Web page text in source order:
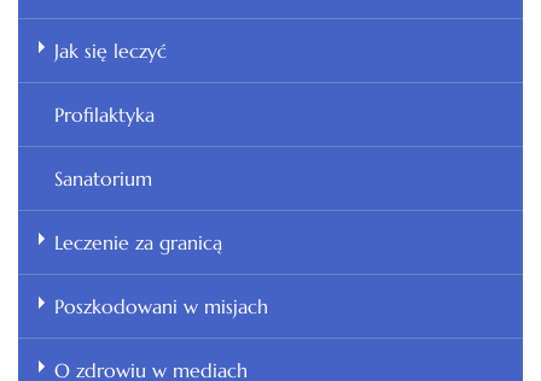
Jak się leczyć
Profilaktyka
Sanatorium
Leczenie za granicą
Poszkodowani w misjach
O zdrowiu w mediach